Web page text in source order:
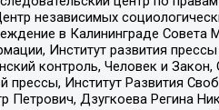
независимых
в Калининграде
Институт развития
контроль, Человек и
прессы, Институт Развития
Петрович, Дзугкоева Регина